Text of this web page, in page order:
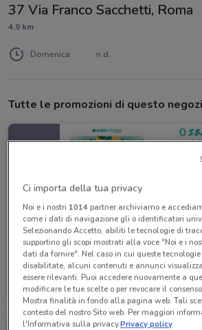
37 Via Franco Sacchetti, Roma
4.9 km
Domenica n.d.
Tutte le promozioni di questo
Eden Viaggi
Scade il 30/04
Ci importa della tua privacy
Noi e i nostri 1014partner archiviamo e
come i dati di navigazione gli o identificatori
Selezionando Accetto, abiliti le tecnologie di
supportino gli scopi mostrati alla voce "Noi e i
dati da fornire". Nel caso in cui queste tecnologie
disabilitate, alcuni contenuti e annunci
essere rilevanti. Puoi accedere nuovamente a
modificare le tue scelte o per revocare il
Mostra finalità in fondo alla pagina web. Tali
contesto del nostro Sito web. Per maggiori
l'Informativa sulla privacy.Privacy policy